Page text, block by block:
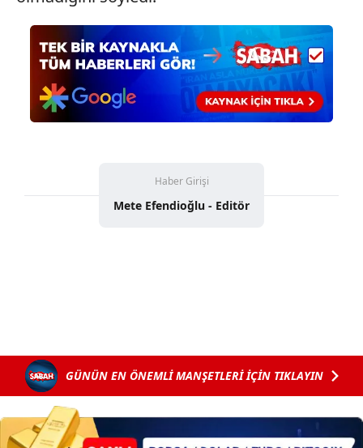
kılınması ve kişiselleştirilmesi ve sizlere yönelik
reklam/pazarlama faaliyetlerinin yapılması, amaçlarıyla
sınırlı olarak açık rızanız dahilinde kullanılacaktır.
Çerezlere ilişkin tercihlerinizi aşağıda yer alan panel
6698 sayılı Kişisel Verilerin Korunması Kanunu uyarınca
Haber Girişi
Mete Efendioğlu - Editör
GÜNÜN EN ÖNEMLİ MANŞETLERİ İÇİN TIKLAYIN